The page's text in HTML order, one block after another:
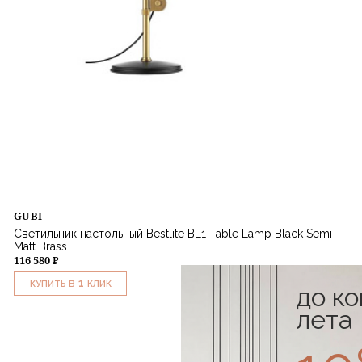
GUBI
Светильник настольный Bestlite BL1 Table Lamp Black Semi
Matt Brass
116 580 ₽
КУПИТЬ В 1 КЛИК до
лета